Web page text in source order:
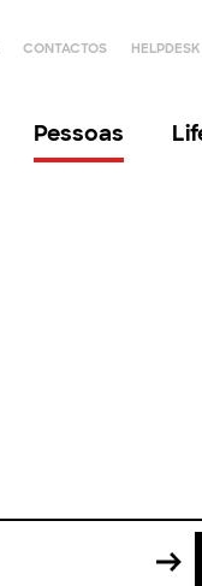
CONTACTOS HELPDESK
Pessoas